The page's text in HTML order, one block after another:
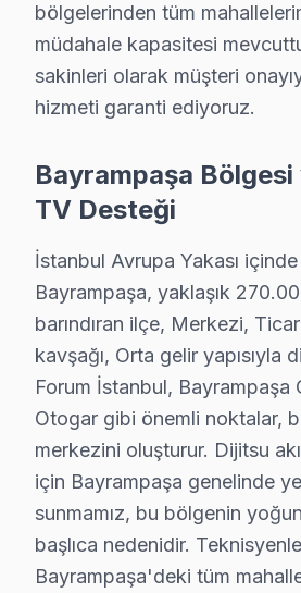
• Belirlenen saatte uzman
• Bayrampaşa genelinde hızlı
Bayrampaşa'de Yerinde Dijitsu
Yazılı teklif almak istiyorsanız
Bayrampaşa Dijitsu
Bayrampaşa bölgesinde Dijitsu
Bayrampaşa'deki Tecrübemiz:
Bayrampaşa Servis
Bayrampaşa Dijitsu Sertifikalı
Bayrampaşa'de İtibar:
Yazılı teklif almak istiyorsanız
Uzman Dijitsu Teknisyen
Bayrampaşa Dijitsu Bakım'in
• Bayrampaşa'de Dijitsu Yetkili
bölgelerinden tüm
müdahale kapasitesi
sakinleri olarak müşteri
hizmeti garanti ediyoruz.
Bayrampaşa
TV Desteği
İstanbul Avrupa Yakası
Bayrampaşa, yaklaşık
barındıran ilçe, Merkezi,
kavşağı, Orta gelir yapısıyla
Forum İstanbul, Bayrampaşa
Otogar gibi önemli noktalar,
merkezini oluşturur. Dijitsu
için Bayrampaşa genelinde
sunmamız, bu bölgenin
başlıca nedenidir.
Bayrampaşa'deki tüm